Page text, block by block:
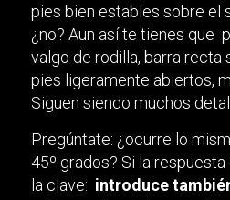
pies bien estables sobre el
¿no? Aun así te tienes que
valgo de rodilla, barra recta
pies ligeramente abiertos,
Siguen siendo muchos
Pregúntate: ¿ocurre lo
45º grados? Si la respuesta
la clave: introduce